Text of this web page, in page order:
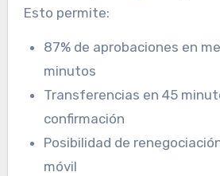
Esto permite:
87% de aprobaciones en
minutos
Transferencias en 45
confirmación
Posibilidad de
móvil